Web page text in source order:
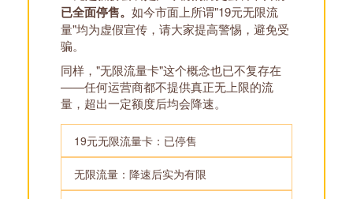
已全面停售。 如今市面上所谓"19元无限流
量"均为虚假宣传，请大家提高警惕，避免受
骗。
同样，"无限流量卡"这个概念也已不复存在
——任何运营商都不提供真正无上限的流
量，超出一定额度后均会降速。
19元无限流量卡：已停售
无限流量：降速后实为有限